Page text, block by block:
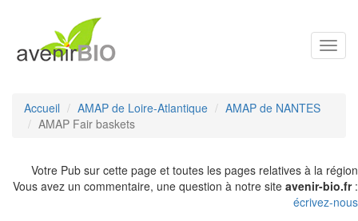
Accueil AMAP de Loire-Atlantique
AMAP de NANTES
AMAP Fair baskets
Votre Pub sur cette page et toutes les pages relatives à la région
Vous avez un commentaire, une question à notre site avenir-bio.fr:
écrivez-nous